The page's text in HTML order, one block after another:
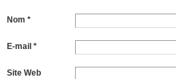
Nom *
E-mail *
Site Web